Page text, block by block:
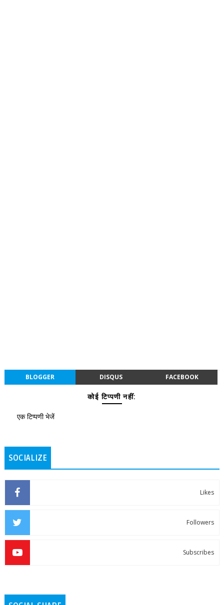
BLOGGER DISQUS FACEBOOK
कोई टिप्पणी नहीं:
एक टिप्पणी भेजें
SOCIALIZE
Likes
Followers
Subscribes